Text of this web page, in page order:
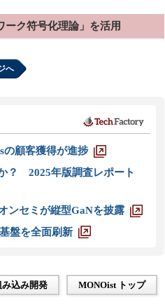
ーク符号化理論」を活用
へ
の顧客獲得が進捗
？ 2025年版調査レポート
ンセミが縦型GaNを披露
盤を全面刷新
み込み開発 MONOist トップ